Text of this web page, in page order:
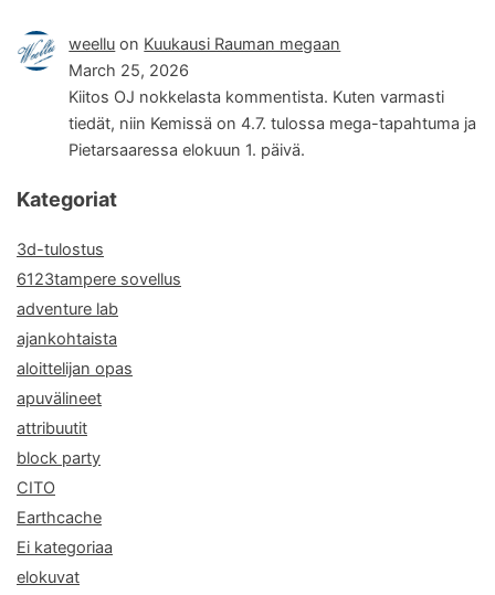
weellu on Kuukausi Rauman megaan
March 25, 2026
Kiitos OJ nokkelasta kommentista. Kuten varmasti
tiedät, niin Kemissä on 4.7. tulossa mega-tapahtuma ja
Pietarsaaressa elokuun 1. päivä.
Kategoriat
3d-tulostus
6123tampere sovellus
adventure lab
ajankohtaista
aloittelijan opas
apuvälineet
attribuutit
block party
CITO
Earthcache
Ei kategoriaa
elokuvat